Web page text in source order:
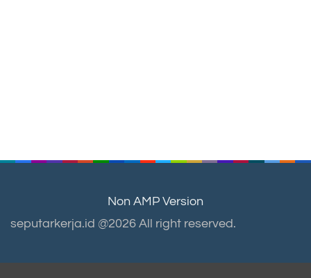
Non AMP Version
seputarkerja.id @2026 All right reserved.